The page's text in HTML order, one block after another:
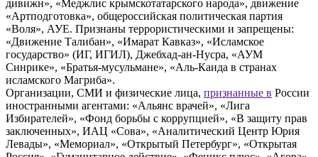
дивижн», «Меджлис крымскотатарского народа», движение
«Артподготовка», общероссийская политическая партия
«Воля», АУЕ. Признаны террористическими и запрещены:
«Движение Талибан», «Имарат Кавказ», «Исламское
государство» (ИГ, ИГИЛ), Джебхад-ан-Нусра, «АУМ
Синрике», «Братья-мусульмане», «Аль-Каида в странах
исламского Магриба».
Организации, СМИ и физические лица, признанные в России
иностранными агентами: «Альянс врачей», «Лига
Избирателей», «Фонд борьбы с коррупцией», «В защиту прав
заключенных», ИАЦ «Сова», «Аналитический Центр Юрия
Левады», «Мемориал», «Открытый Петербург», «Открытая